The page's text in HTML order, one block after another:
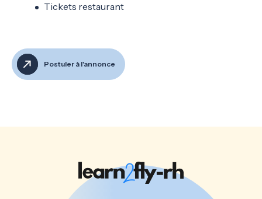
Tickets restaurant
Postuler à l'annonce